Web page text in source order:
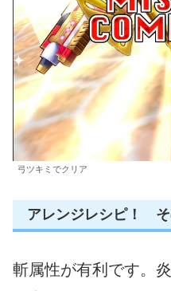
弓ツキミでクリア
アレンジレシピ！
斬属性が有利です。